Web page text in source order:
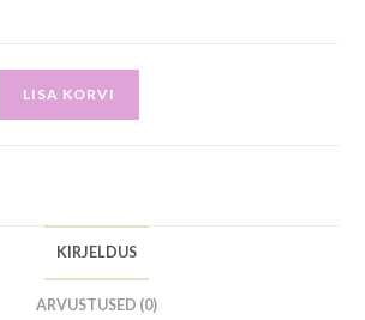
LISA KORVI
KIRJELDUS
ARVUSTUSED (0)